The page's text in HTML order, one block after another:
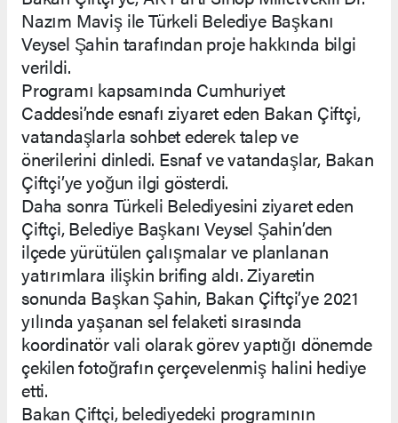
Nazım Maviş ile Türkeli Belediye Başkanı
Veysel Şahin tarafından proje hakkında bilgi
verildi.
Programı kapsamında Cumhuriyet
Caddesi’nde esnafı ziyaret eden Bakan Çiftçi,
vatandaşlarla sohbet ederek talep ve
önerilerini dinledi. Esnaf ve vatandaşlar, Bakan
Çiftçi’ye yoğun ilgi gösterdi.
Daha sonra Türkeli Belediyesini ziyaret eden
Çiftçi, Belediye Başkanı Veysel Şahin’den
ilçede yürütülen çalışmalar ve planlanan
yatırımlara ilişkin brifing aldı. Ziyaretin
sonunda Başkan Şahin, Bakan Çiftçi’ye 2021
yılında yaşanan sel felaketi sırasında
koordinatör vali olarak görev yaptığı dönemde
çekilen fotoğrafın çerçevelenmiş halini hediye
etti.
Bakan Çiftçi, belediyedeki programının